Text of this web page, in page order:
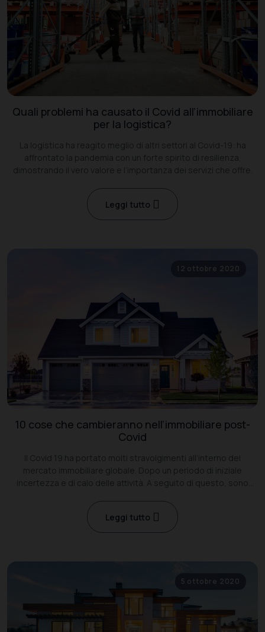
Quali problemi ha causato il Covid all’immobiliare
per la logistica?
La logistica ha reagito meglio di altri settori al Covid-19: ha
affrontato la pandemia con un forte spirito di resilienza,
dimostrando il vero valore e l’importanza dei servizi che offre.
Leggi tutto
12 ottobre 2020
10 cose che cambieranno nell’immobiliare post-
Covid
Il Covid 19 ha portato molti stravolgimenti all’interno del
mercato immobiliare globale. Dopo un periodo di iniziale
incertezza e di calo delle attività. A seguito di questo, sono
Leggi tutto
5 ottobre 2020